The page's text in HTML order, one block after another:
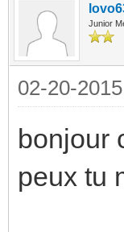
Junior
02-20-
bonjour
peux tu